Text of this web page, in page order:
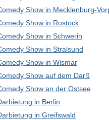
Show in Mecklenburg-
Show in Rostock
Show in Schwerin
Show in Stralsund
Show in Wismar
Show auf dem Darß
Show an der Ostsee
in Berlin
in Greifswald